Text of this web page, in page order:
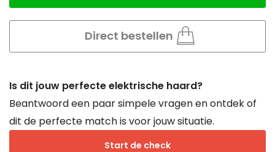
Direct bestellen
Is dit jouw perfecte elektrische haard?
Beantwoord een paar simpele vragen en ontdek of
dit de perfecte match is voor jouw situatie.
Start de check